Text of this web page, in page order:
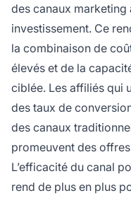
des canaux
investissement. Ce
la combinaison de
élevés et de la
ciblée. Les affiliés qui
des taux de
des canaux
promeuvent des
L’efficacité du canal
rend de plus en plus